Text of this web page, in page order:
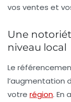
vos ventes et
Une
niveau local
Le
l’augmentation
votre région. En